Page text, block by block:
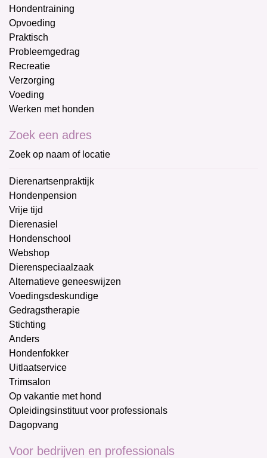
Hondentraining
Opvoeding
Praktisch
Probleemgedrag
Recreatie
Verzorging
Voeding
Werken met honden
Zoek een adres
Zoek op naam of locatie
Dierenartsenpraktijk
Hondenpension
Vrije tijd
Dierenasiel
Hondenschool
Webshop
Dierenspeciaalzaak
Alternatieve geneeswijzen
Voedingsdeskundige
Gedragstherapie
Stichting
Anders
Hondenfokker
Uitlaatservice
Trimsalon
Op vakantie met hond
Opleidingsinstituut voor professionals
Dagopvang
Voor bedrijven en professionals